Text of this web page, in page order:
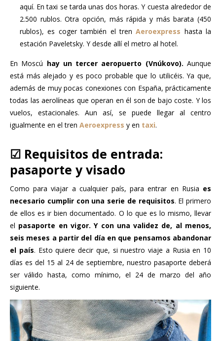
aquí. En taxi se tarda unas dos horas. Y cuesta alrededor de
2.500 rublos. Otra opción, más rápida y más barata (450
rublos), es coger también el tren Aeroexpress hasta la
estación Paveletsky. Y desde allí el metro al hotel.
En Moscú hay un tercer aeropuerto (Vnúkovo).Aunque
está más alejado y es poco probable que lo utilicéis. Ya que,
además de muy pocas conexiones con España, prácticamente
todas las aerolíneas que operan en él son de bajo coste. Y los
vuelos, estacionales. Aun así, se puede llegar al centro
igualmente en el tren Aeroexpress y en taxi.
☑ Requisitos de entrada:
pasaporte y visado
Como para viajar a cualquier país, para entrar en Rusia es
necesario cumplir con una serie de requisitos. El primero
de ellos es ir bien documentado. O lo que es lo mismo, llevar
el pasaporte en vigor. Y con una validez de, al menos,
seis meses a partir del día en que pensamos abandonar
el país. Esto quiere decir que, si nuestro viaje a Rusia en 10
días es del 15 al 24 de septiembre, nuestro pasaporte deberá
ser válido hasta, como mínimo, el 24 de marzo del año
siguiente.